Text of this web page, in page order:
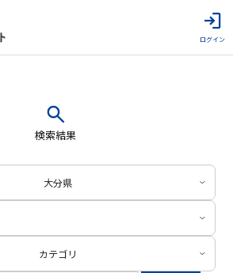
ログイン
検索結果
大分県
カテゴリ